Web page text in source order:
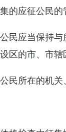
的应征公民的
民应当保持
区的市、市辖
民所在的机